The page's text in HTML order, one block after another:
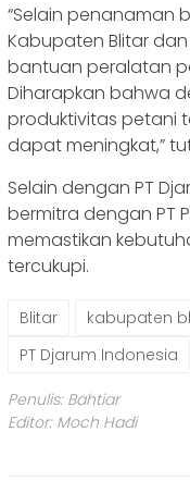
“Selain penanaman
Kabupaten Blitar
bantuan peralatan
Diharapkan bahwa
produktivitas petani
dapat meningkat,”
Selain dengan PT
bermitra dengan PT
memastikan
tercukupi.
Blitar kabupaten
PT Djarum Indonesia
Penulis: Bahtiar
Editor: Moch Hadi